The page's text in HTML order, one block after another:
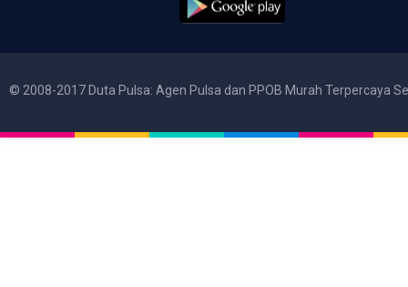
© 2008-2017 Duta Pulsa: Agen Pulsa dan PPOB Murah Terpercaya